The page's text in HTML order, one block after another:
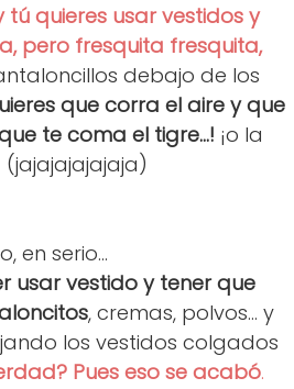
tú quieres usar vestidos y
pero fresquita fresquita,
debajo de los
que corra el aire y que
te coma el tigre...! ¡o la
(jajajajajajaja)
en serio...
usar vestido y tener que
, cremas, polvos... y
los vestidos colgados
Pues eso se acabó.